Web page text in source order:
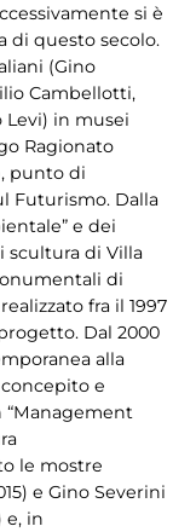
si è
di questo secolo.
(Gino
Cambellotti,
Levi) in musei
Ragionato
punto di
Futurismo. Dalla
e dei
scultura di Villa
di
fra il 1997
Dal 2000
alla
e
“Management
le mostre
e Gino Severini
e, in